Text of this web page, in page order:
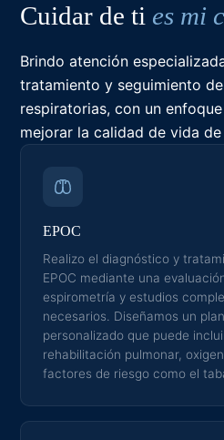
Cuidar de ti es mi
Brindo atención
tratamiento y seguimiento
respiratorias, con un
mejorar la calidad de vida
EPOC
Realizo el diagnóstico y
EPOC mediante una
espirometría y estudios
necesarios. Diseñamos un
personalizado que puede
rehabilitación pulmonar,
factores de riesgo como el